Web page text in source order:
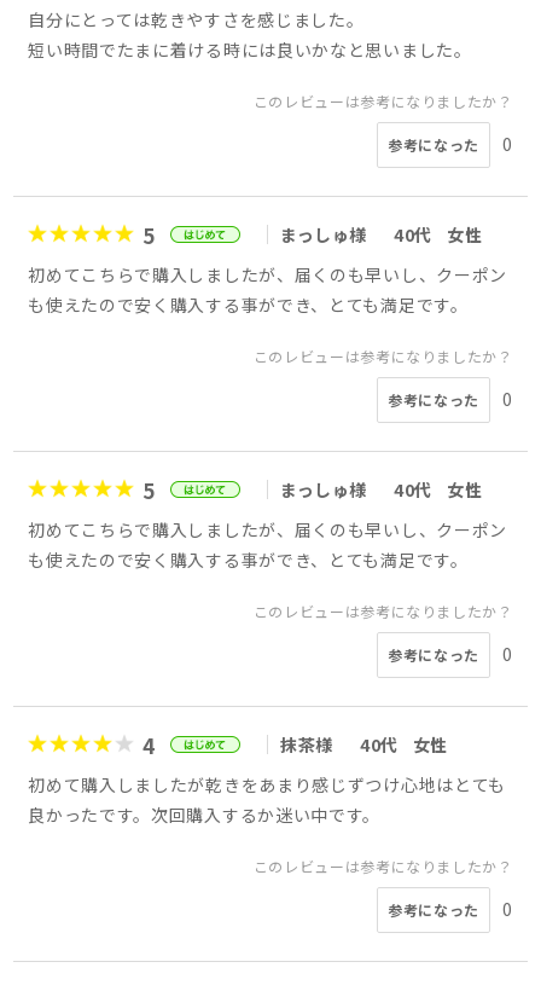
自分にとっては乾きやすさを感じました。
短い時間でたまに着ける時には良いかなと思いました。
このレビューは参考になりましたか？
参考になった 0
5 まっしゅ様 40代
女性
初めてこちらで購入しましたが、届くのも早いし、クーポン
も使えたので安く購入する事ができ、とても満足です。
このレビューは参考になりましたか？
参考になった 0
5 まっしゅ様 40代
女性
初めてこちらで購入しましたが、届くのも早いし、クーポン
も使えたので安く購入する事ができ、とても満足です。
このレビューは参考になりましたか？
参考になった 0
4 抹茶様 40代
女性
初めて購入しましたが乾きをあまり感じずつけ心地はとても
良かったです。次回購入するか迷い中です。
このレビューは参考になりましたか？
参考になった 0